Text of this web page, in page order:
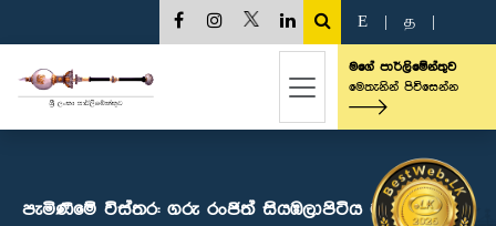
E த
මගේ පාර්ලිමේන්තුව
මෙතැනින් පිවිසෙන්න
පැමිණීමේ විස්තර: ගරු රංජිත් සියඹලාපිටිය මහතා, පා.ම.